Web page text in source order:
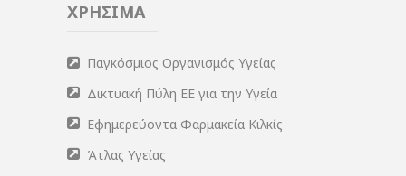
ΧΡΗΣΙΜΑ
Παγκόσμιος Οργανισμός Υγείας
Δικτυακή Πύλη ΕΕ για την Υγεία
Εφημερεύοντα Φαρμακεία Κιλκίς
Άτλας Υγείας